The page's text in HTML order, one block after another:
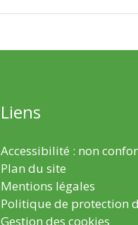
Liens
Accessibilité : non
Plan du site
Mentions légales
Politique de protection
Gestion des cookies